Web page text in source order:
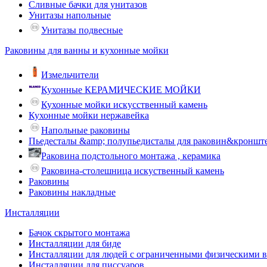
Сливные бачки для унитазов
Унитазы напольные
Унитазы подвесные
Раковины для ванны и кухонные мойки
Измельчители
Кухонные КЕРАМИЧЕСКИЕ МОЙКИ
Кухонные мойки искусственный камень
Кухонные мойки нержавейка
Напольные раковины
Пьедесталы &amp; полупьедисталы для
Раковина подстольного монтажа , керамика
Раковина-столешница искуственный камень
Раковины
Раковины накладные
Инсталляции
Бачок скрытого монтажа
Инсталляции для биде
Инсталляции для людей с ограниченными физическими